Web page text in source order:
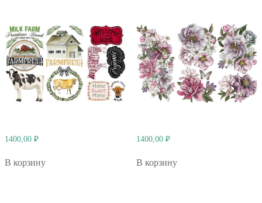
1400,00 ₽
В корзину
1400,00 ₽
В корзину